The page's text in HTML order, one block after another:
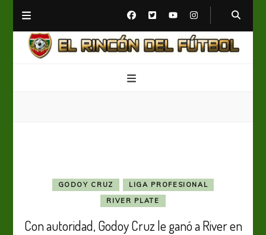
GODOY CRUZ
LIGA PROFESIONAL
RIVER PLATE
Con autoridad, Godoy Cruz le ganó a River en